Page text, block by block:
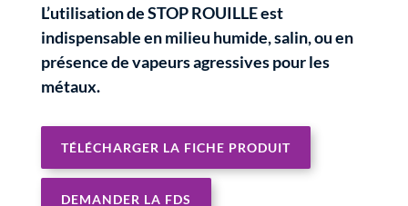
L’utilisation de STOP ROUILLE est
indispensable en milieu humide, salin, ou en
présence de vapeurs agressives pour les
métaux.
TÉLÉCHARGER LA FICHE PRODUIT
DEMANDER LA FDS